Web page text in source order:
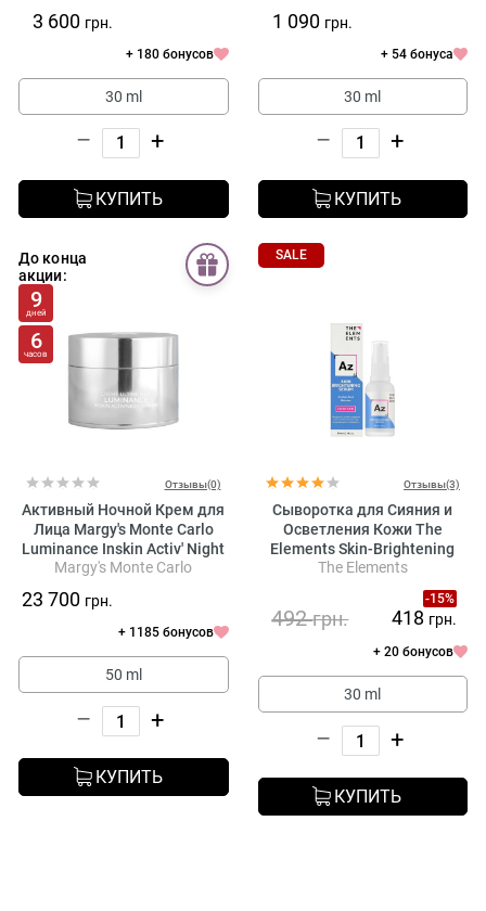
3 600 грн.
+ 180 бонусов
30 ml
– +
КУПИТЬ
Ampoule
1 090 грн.
+ 54 бонуса
30 ml
– +
КУПИТЬ
До конца
акции:
9
дней
6
часов
Отзывы(0)
Активный Ночной Крем для
Лица Margy's Monte Carlo
Luminance Inskin Activ' Night
Cream
Margy's Monte Carlo
23 700 грн.
+ 1185 бонусов
50 ml
– +
КУПИТЬ
SALE
Отзывы(3)
Сыворотка для Сияния и
Осветления Кожи The
Elements Skin-Brightening
Serum
The Elements
-15%
492грн. 418 грн.
+ 20 бонусов
30 ml
– +
КУПИТЬ